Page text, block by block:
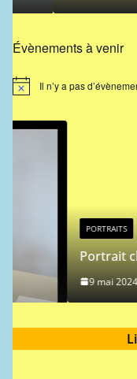
Évènements à venir
N
i
Il n’y a pas
Portrait chinois :
9 mai 2024